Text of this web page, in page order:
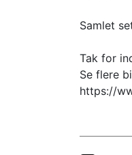
Samlet
Tak for
Se flere
https://